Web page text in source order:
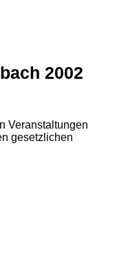
2002
Veranstaltungen
gesetzlichen